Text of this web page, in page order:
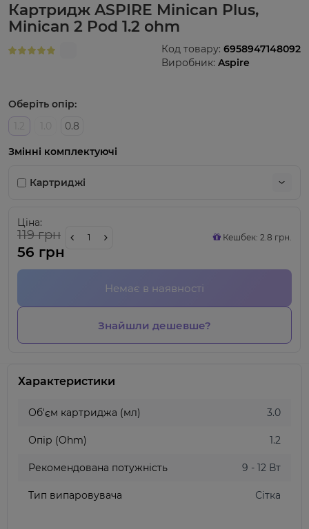
Картридж ASPIRE Minican Plus,
Minican 2 Pod 1.2 ohm
Виробник: Aspire
Код товару: 6958947148092
Оберіть опір:
0.8
Змінні комплектуючі
Картриджі
Ціна:
119 грн
56 грн
Кешбек: 2.8 грн.
Немає в наявності
Знайшли дешевше?
Характеристики
Об'єм картриджа (мл) 3.0
Опір (Ohm) 1.2
Рекомендована потужність 9 - 12 Вт
Тип випаровувача Сітка